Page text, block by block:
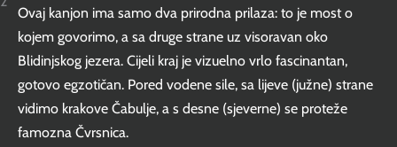
Ovaj kanjon ima samo dva prirodna prilaza: to je most o
kojem govorimo, a sa druge strane uz visoravan oko
Blidinjskog jezera. Cijeli kraj je vizuelno vrlo fascinantan,
gotovo egzotičan. Pored vodene sile, sa lijeve (južne) strane
vidimo krakove Čabulje, a s desne (sjeverne) se proteže
famozna Čvrsnica.